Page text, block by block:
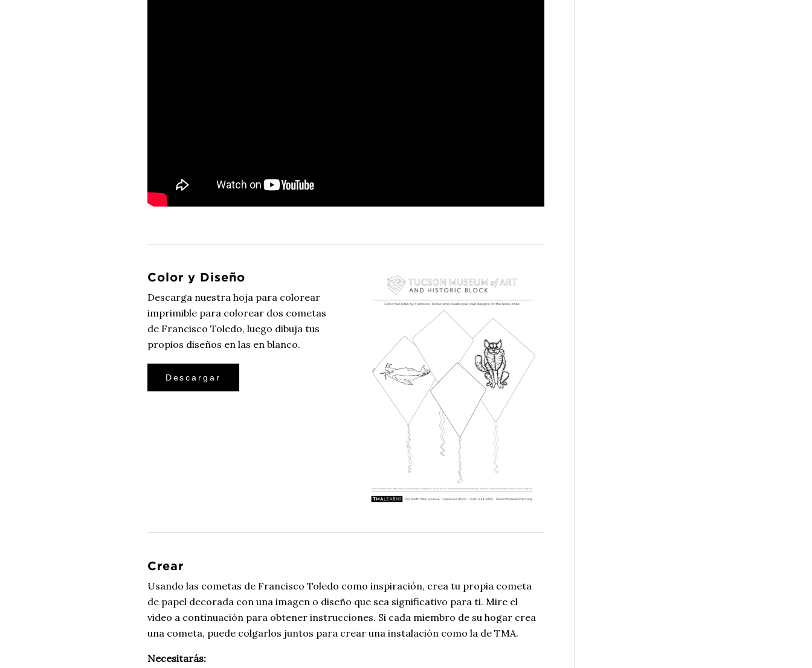
Color y Diseño
Descarga nuestra hoja para colorear
imprimible para colorear dos cometas
de Francisco Toledo, luego dibuja tus
propios diseños en las en blanco.
Descargar
Crear
Usando las cometas de Francisco Toledo como inspiración, crea tu propia cometa
de papel decorada con una imagen o diseño que sea significativo para ti. Mire el
video a continuación para obtener instrucciones. Si cada miembro de su hogar crea
una cometa, puede colgarlos juntos para crear una instalación como la de TMA.
Necesitarás: